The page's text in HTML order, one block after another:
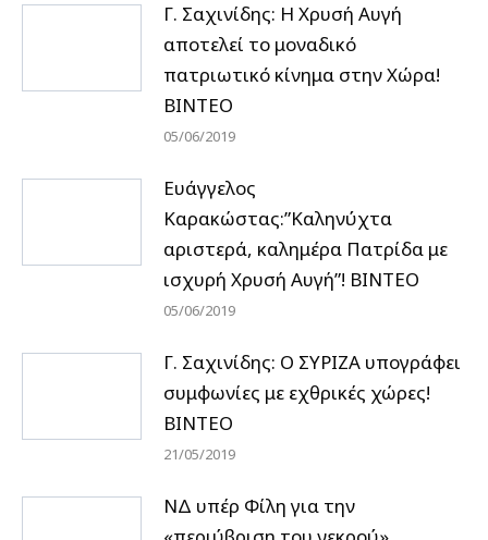
Γ. Σαχινίδης: Η Χρυσή Αυγή
αποτελεί το μοναδικό
πατριωτικό κίνημα στην Χώρα!
ΒΙΝΤΕΟ
05/06/2019
Ευάγγελος
Καρακώστας:”Καληνύχτα
αριστερά, καλημέρα Πατρίδα με
ισχυρή Χρυσή Αυγή”! ΒΙΝΤΕΟ
05/06/2019
Γ. Σαχινίδης: Ο ΣΥΡΙΖΑ υπογράφει
συμφωνίες με εχθρικές χώρες!
ΒΙΝΤΕΟ
21/05/2019
ΝΔ υπέρ Φίλη για την